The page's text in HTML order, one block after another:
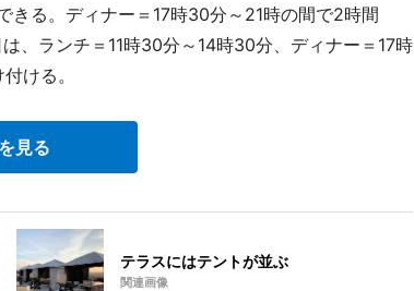
る。ディナー＝17時30分～21時の間で2時間
、ランチ＝11時30分～14時30分、ディナー＝17時
ける。
見る
テラスにはテントが並ぶ
関連画像